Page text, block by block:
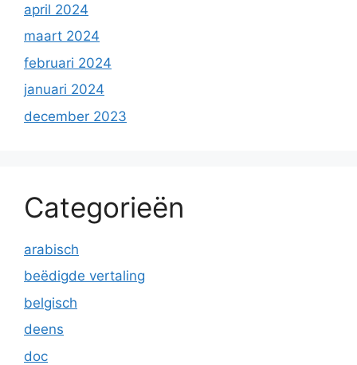
april 2024
maart 2024
februari 2024
januari 2024
december 2023
Categorieën
arabisch
beëdigde vertaling
belgisch
deens
doc